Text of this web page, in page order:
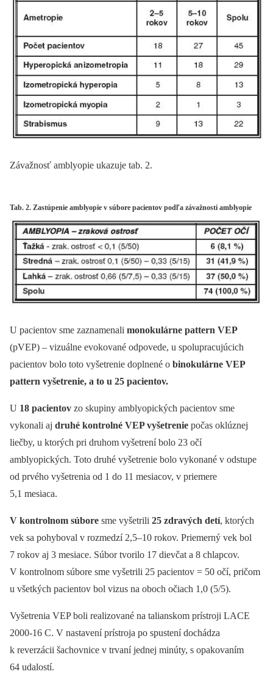
Závažnosť amblyopie ukazuje tab. 2.
Tab. 2. Zastúpenie amblyopie v súbore pacientov podľa závažnosti amblyopie
U pacientov sme zaznamenali monokulárne pattern VEP
(pVEP) –⁠ vizuálne evokované odpovede, u spolupracujúcich
pacientov bolo toto vyšetrenie doplnené o binokulárne VEP
pattern vyšetrenie, a to u 25 pacientov.
U 18 pacientov zo skupiny amblyopických pacientov sme
vykonali aj druhé kontrolné VEP vyšetrenie počas oklúznej
liečby, u ktorých pri druhom vyšetrení bolo 23 očí
amblyopických. Toto druhé vyšetrenie bolo vykonané v odstupe
od prvého vyšetrenia od 1 do 11 mesiacov, v priemere
5,1 mesiaca.
V kontrolnom súbore sme vyšetrili 25 zdravých detí, ktorých
vek sa pohyboval v rozmedzí 2,5–10 rokov. Priemerný vek bol
7 rokov aj 3 mesiace. Súbor tvorilo 17 dievčat a 8 chlapcov.
V kontrolnom súbore sme vyšetrili 25 pacientov = 50 očí, pričom
u všetkých pacientov bol vizus na oboch očiach 1,0 (5/5).
Vyšetrenia VEP boli realizované na talianskom prístroji LACE
2000-16 C. V nastavení prístroja po spustení dochádza
k reverzácii šachovnice v trvaní jednej minúty, s opakovaním
64 udalostí.